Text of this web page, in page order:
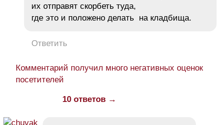
их отправят скорбеть туда,
где это и положено делать на кладбища.
Ответить
Комментарий получил много негативных оценок
посетителей
10 ответов →